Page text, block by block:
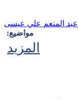
عبد المنعم علي عيسى
مواضيع:
المزيد